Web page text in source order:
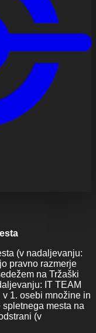
(v nadaljevanju:
pravno razmerje
na Tržaški
IT TEAM
1. osebi množine in
mesta na
(v